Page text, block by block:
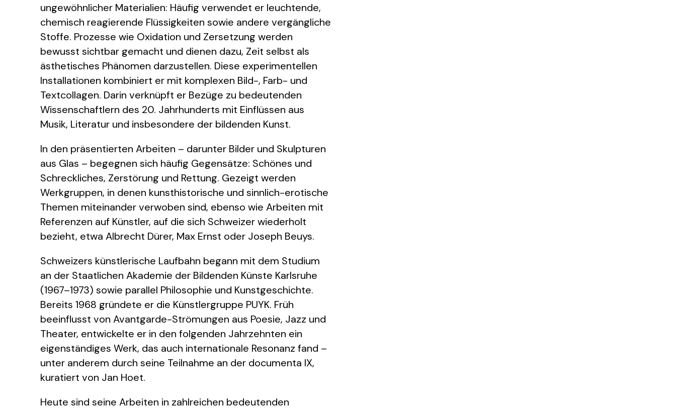
ungewöhnlicher Materialien: Häufig verwendet er leuchtende,
chemisch reagierende Flüssigkeiten sowie andere vergängliche
Stoffe. Prozesse wie Oxidation und Zersetzung werden
bewusst sichtbar gemacht und dienen dazu, Zeit selbst als
ästhetisches Phänomen darzustellen. Diese experimentellen
Installationen kombiniert er mit komplexen Bild-, Farb- und
Textcollagen. Darin verknüpft er Bezüge zu bedeutenden
Wissenschaftlern des 20. Jahrhunderts mit Einflüssen aus
Musik, Literatur und insbesondere der bildenden Kunst.
In den präsentierten Arbeiten – darunter Bilder und Skulpturen
aus Glas – begegnen sich häufig Gegensätze: Schönes und
Schreckliches, Zerstörung und Rettung. Gezeigt werden
Werkgruppen, in denen kunsthistorische und sinnlich-erotische
Themen miteinander verwoben sind, ebenso wie Arbeiten mit
Referenzen auf Künstler, auf die sich Schweizer wiederholt
bezieht, etwa Albrecht Dürer, Max Ernst oder Joseph Beuys.
Schweizers künstlerische Laufbahn begann mit dem Studium
an der Staatlichen Akademie der Bildenden Künste Karlsruhe
(1967–1973) sowie parallel Philosophie und Kunstgeschichte.
Bereits 1968 gründete er die Künstlergruppe PUYK. Früh
beeinflusst von Avantgarde-Strömungen aus Poesie, Jazz und
Theater, entwickelte er in den folgenden Jahrzehnten ein
eigenständiges Werk, das auch internationale Resonanz fand –
unter anderem durch seine Teilnahme an der documenta IX,
kuratiert von Jan Hoet.
Heute sind seine Arbeiten in zahlreichen bedeutenden